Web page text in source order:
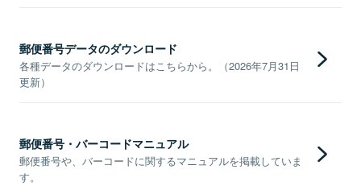
郵便番号データのダウンロード
各種データのダウンロードはこちらから。（2026年7月31日
更新）
郵便番号・バーコードマニュアル
郵便番号や、バーコードに関するマニュアルを掲載していま
す。